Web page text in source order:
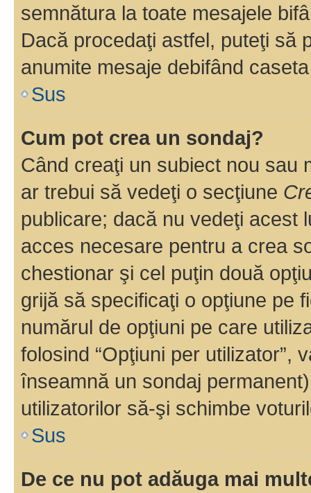
semnătura la toate mesajele
Dacă procedaţi astfel, puteţi să
anumite mesaje debifând
Sus
Cum pot crea un sondaj?
Când creaţi un subiect nou sau
ar trebui să vedeţi o secţiune
publicare; dacă nu vedeţi acest
acces necesare pentru a crea
chestionar şi cel puţin două
grijă să specificaţi o opţiune pe
numărul de opţiuni pe care
folosind “Opţiuni per utilizator”,
înseamnă un sondaj
utilizatorilor să-şi schimbe
Sus
De ce nu pot adăuga mai